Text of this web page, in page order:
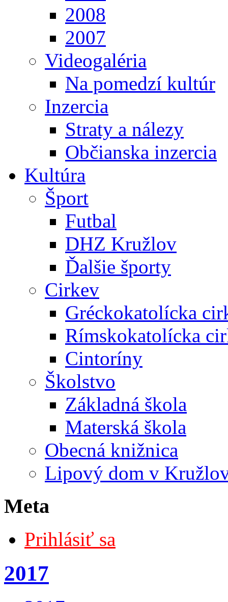
2008
2007
Videogaléria
Na pomedzí kultúr
Inzercia
Straty a nálezy
Občianska inzercia
Kultúra
Šport
Futbal
DHZ Kružlov
Ďalšie športy
Cirkev
Gréckokatolícka
Rímskokatolícka
Cintoríny
Školstvo
Základná škola
Materská škola
Obecná knižnica
Lipový dom v
Meta
Prihlásiť sa
2017